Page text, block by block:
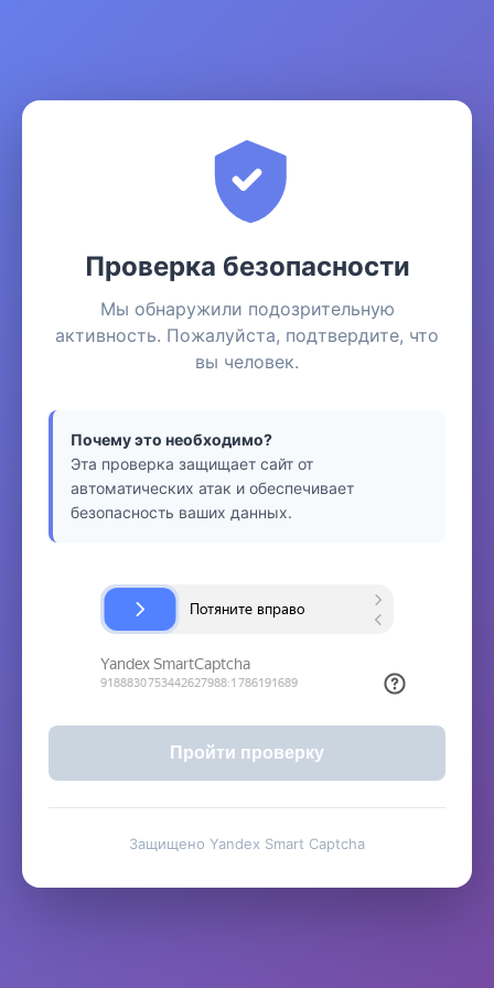
Проверка безопасности
Мы обнаружили подозрительную
активность. Пожалуйста, подтвердите, что
вы человек.
Почему это необходимо?
Эта проверка защищает сайт от
автоматических атак и обеспечивает
безопасность ваших данных.
Пройти проверку
Защищено Yandex Smart Captcha